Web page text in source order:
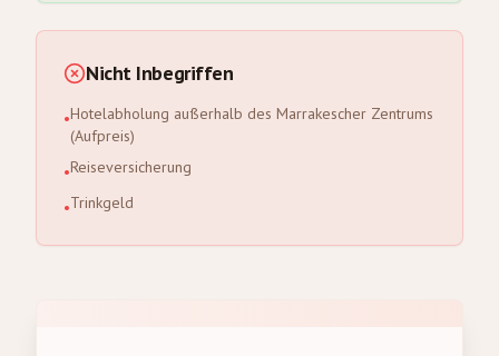
Nicht Inbegriffen
•Hotelabholung außerhalb des Marrakescher Zentrums
(Aufpreis)
•Reiseversicherung
•Trinkgeld